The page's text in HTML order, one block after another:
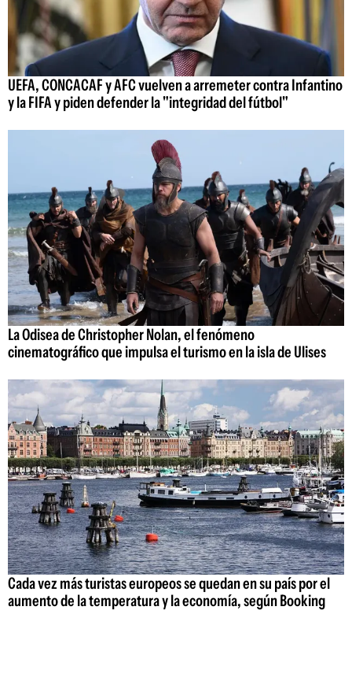
UEFA, CONCACAF y AFC vuelven a arremeter contra Infantino
y la FIFA y piden defender la "integridad del fútbol"
La Odisea de Christopher Nolan, el fenómeno
cinematográfico que impulsa el turismo en la isla de Ulises
Cada vez más turistas europeos se quedan en su país por el
aumento de la temperatura y la economía, según Booking